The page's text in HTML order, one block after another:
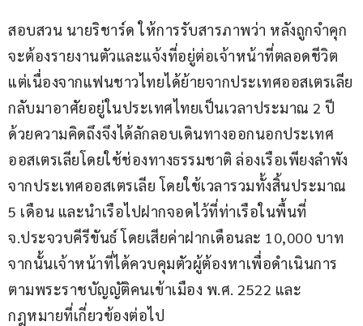
สอบสวน นายริชาร์ด ให้การรับสารภาพว่า หลังถูกจำคุก
จะต้องรายงานตัวและแจ้งที่อยู่ต่อเจ้าหน้าที่ตลอดชีวิต
แต่เนื่องจากแฟนชาวไทยได้ย้ายจากประเทศออสเตรเลีย
กลับมาอาศัยอยู่ในประเทศไทยเป็นเวลาประมาณ 2 ปี
ด้วยความคิดถึงจึงได้ลักลอบเดินทางออกนอกประเทศ
ออสเตรเลียโดยใช้ช่องทางธรรมชาติ ล่องเรือเพียงลำพัง
จากประเทศออสเตรเลีย โดยใช้เวลารวมทั้งสิ้นประมาณ
5 เดือน และนำเรือไปฝากจอดไว้ที่ท่าเรือในพื้นที่
จ.ประจวบคีรีขันธ์ โดยเสียค่าฝากเดือนละ 10,000 บาท
จากนั้นเจ้าหน้าที่ได้ควบคุมตัวผู้ต้องหาเพื่อดำเนินการ
ตามพระราชบัญญัติคนเข้าเมือง พ.ศ. 2522 และ
กฎหมายที่เกี่ยวข้องต่อไป